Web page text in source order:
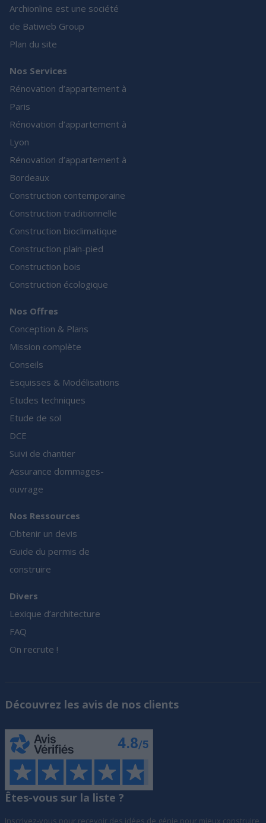
Archionline est une société
de Batiweb Group
Plan du site
Nos Services
Rénovation d’appartement à
Paris
Rénovation d’appartement à
Lyon
Rénovation d’appartement à
Bordeaux
Construction contemporaine
Construction traditionnelle
Construction bioclimatique
Construction plain-pied
Construction bois
Construction écologique
Nos Offres
Conception & Plans
Mission complète
Conseils
Esquisses & Modélisations
Etudes techniques
Etude de sol
DCE
Suivi de chantier
Assurance dommages-
ouvrage
Nos Ressources
Obtenir un devis
Guide du permis de
construire
Divers
Lexique d’architecture
FAQ
On recrute !
Découvrez les avis de nos clients
Êtes-vous sur la liste ?